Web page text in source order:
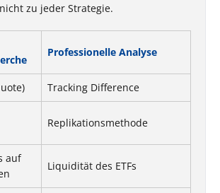
zu jeder Strategie.
Professionelle Analyse
Tracking Difference
Replikationsmethode
auf
Liquidität des ETFs